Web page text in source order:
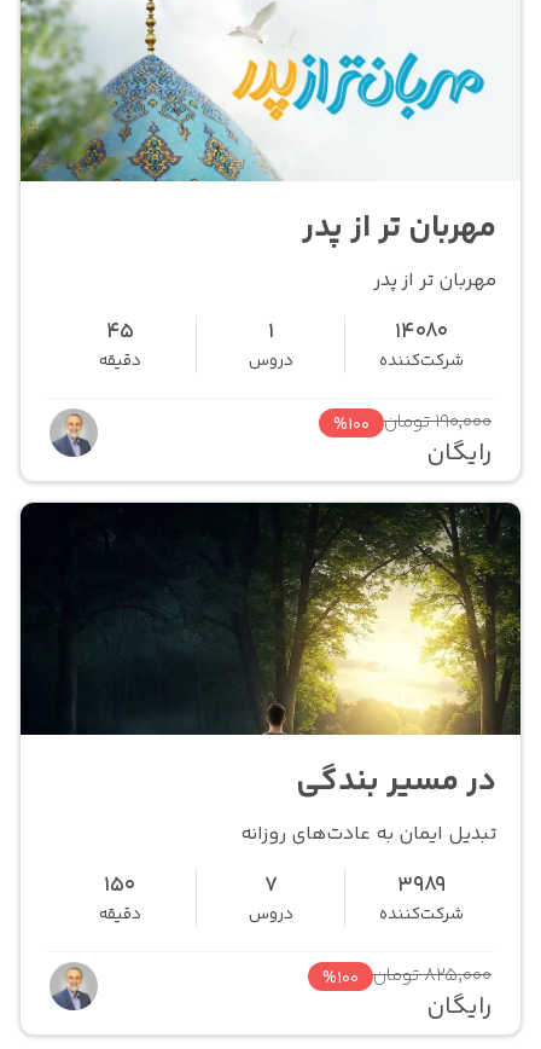
مهربان تر از پدر
مهربان تر از پدر
14080
شرکت‌کننده
1
دروس
45
دقیقه
190,000 تومان %100
رایگان
در مسیر بندگی
تبدیل ایمان به عادت‌های روزانه
3989
شرکت‌کننده
7
دروس
150
دقیقه
825,000 تومان %100
رایگان